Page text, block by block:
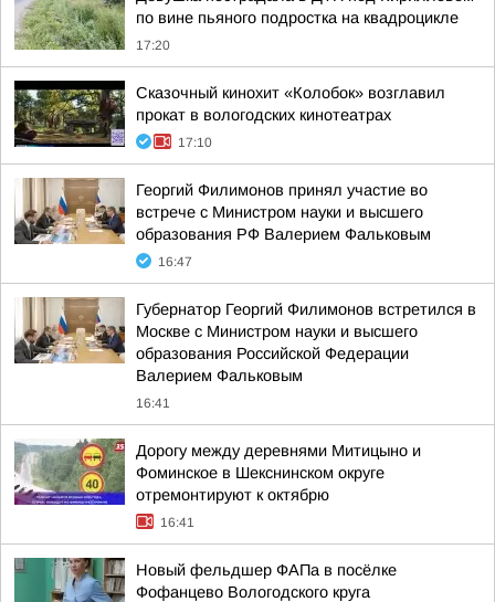
по вине пьяного подростка на квадроцикле
17:20
Сказочный кинохит «Колобок» возглавил
прокат в вологодских кинотеатрах
17:10
Георгий Филимонов принял участие во
встрече с Министром науки и высшего
образования РФ Валерием Фальковым
16:47
Губернатор Георгий Филимонов встретился в
Москве с Министром науки и высшего
образования Российской Федерации
Валерием Фальковым
16:41
Дорогу между деревнями Митицыно и
Фоминское в Шекснинском округе
отремонтируют к октябрю
16:41
Новый фельдшер ФАПа в посёлке
Фофанцево Вологодского круга